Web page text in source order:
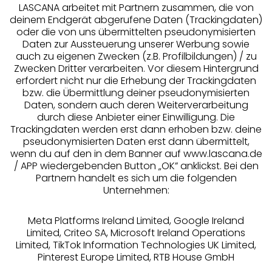
Ratenkauf **
Services
Beratung
Über uns
Rechtliches
Alle Preise inkl. MwSt., zzgl.
Versandkosten
LASCANA arbeitet mit Partnern zusammen, die von
deinem Endgerät abgerufene Daten (Trackingdaten)
oder die von uns übermittelten pseudonymisierten
Daten zur Aussteuerung unserer Werbung sowie
auch zu eigenen Zwecken (z.B. Profilbildungen) / zu
Zwecken Dritter verarbeiten. Vor diesem Hintergrund
erfordert nicht nur die Erhebung der Trackingdaten
bzw. die Übermittlung deiner pseudonymisierten
Daten, sondern auch deren Weiterverarbeitung
durch diese Anbieter einer Einwilligung. Die
Trackingdaten werden erst dann erhoben bzw. deine
pseudonymisierten Daten erst dann übermittelt,
wenn du auf den in dem Banner auf www.lascana.de
/ APP wiedergebenden Button „OK” anklickst. Bei den
Partnern handelt es sich um die folgenden
Unternehmen:
Meta Platforms Ireland Limited, Google Ireland
Limited, Criteo SA, Microsoft Ireland Operations
Limited, TikTok Information Technologies UK Limited,
Pinterest Europe Limited, RTB House GmbH